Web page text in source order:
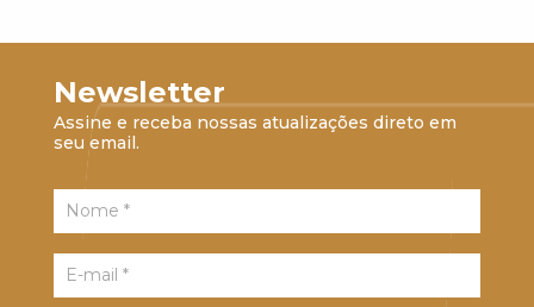
Newsletter
Assine e receba nossas atualizações direto em
seu email.